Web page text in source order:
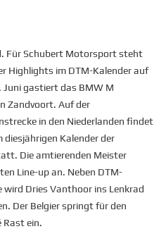
Für Schubert Motorsport steht
Highlights im DTM-Kalender auf
Juni gastiert das BMW M
Zandvoort. Auf der
in den Niederlanden findet
Kalender der
Die amtierenden Meister
Line-up an. Neben DTM-
wird Dries Vanthoor ins Lenkrad
Der Belgier springt für den
Rast ein.